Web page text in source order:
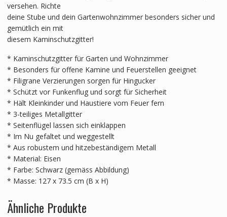
versehen. Richte
deine Stube und dein Gartenwohnzimmer besonders sicher und
gemütlich ein mit
diesem Kaminschutzgitter!
* Kaminschutzgitter für Garten und Wohnzimmer
* Besonders für offene Kamine und Feuerstellen geeignet
* Filigrane Verzierungen sorgen für Hingucker
* Schützt vor Funkenflug und sorgt für Sicherheit
* Hält Kleinkinder und Haustiere vom Feuer fern
* 3-teiliges Metallgitter
* Seitenflügel lassen sich einklappen
* Im Nu gefaltet und weggestellt
* Aus robustem und hitzebeständigem Metall
* Material: Eisen
* Farbe: Schwarz (gemäss Abbildung)
* Masse: 127 x 73.5 cm (B x H)
Ähnliche Produkte